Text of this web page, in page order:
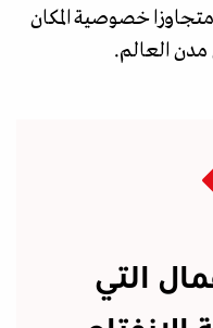
خصوصية المكان
العالم.
التي